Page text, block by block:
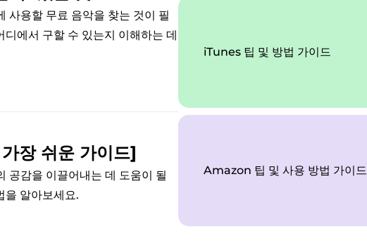
사용할 무료 음악을 찾는 것이 필
에서 구할 수 있는지 이해하는 데
장 쉬운 가이드]
공감을 이끌어내는 데 도움이 될
을 알아보세요.
iTunes 팁 및 방법 가이드
Amazon 팁 및 사용 방법 가이드